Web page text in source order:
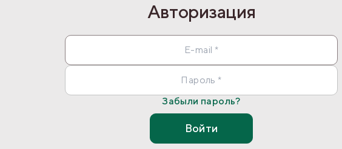
Авторизация
Забыли пароль?
Войти